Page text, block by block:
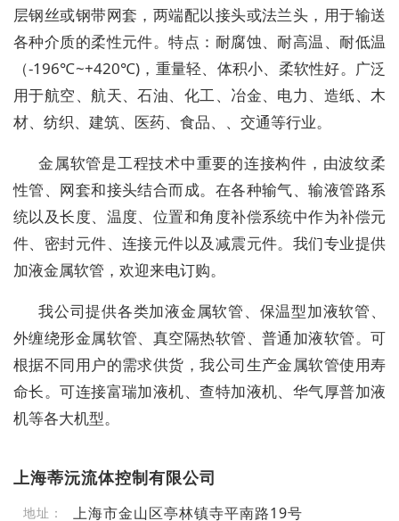
层钢丝或钢带网套，两端配以接头或法兰头，用于输送
各种介质的柔性元件。特点：耐腐蚀、耐高温、耐低温
（-196℃~+420℃)，重量轻、体积小、柔软性好。广泛
用于航空、航天、石油、化工、冶金、电力、造纸、木
材、纺织、建筑、医药、食品、、交通等行业。
金属软管是工程技术中重要的连接构件，由波纹柔
性管、网套和接头结合而成。在各种输气、输液管路系
统以及长度、温度、位置和角度补偿系统中作为补偿元
件、密封元件、连接元件以及减震元件。我们专业提供
加液金属软管，欢迎来电订购。
我公司提供各类加液金属软管、保温型加液软管、
外缠绕形金属软管、真空隔热软管、普通加液软管。可
根据不同用户的需求供货，我公司生产金属软管使用寿
命长。可连接富瑞加液机、查特加液机、华气厚普加液
机等各大机型。
上海蒂沅流体控制有限公司
地址： 上海市金山区亭林镇寺平南路19号